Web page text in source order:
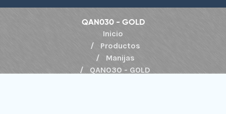
QAN030 - GOLD
Inicio
Productos
Manijas
QAN030 - GOLD